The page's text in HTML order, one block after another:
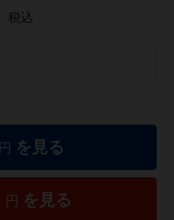
税込
円 を見る
円 を見る